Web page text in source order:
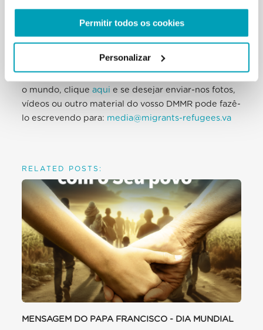
Permitir todos os cookies
Personalizar
#WDMR2019 #NotJustAboutMigrants
Se quiser ver como o DMMR foi celebrado em todo
o mundo, cliqueaquie se desejar enviar-nos fotos,
vídeos ou outro material do vosso DMMR pode fazê-
lo escrevendo para: media@migrants-refugees.va
RELATED POSTS:
MENSAGEM DO PAPA FRANCISCO - DIA MUNDIAL